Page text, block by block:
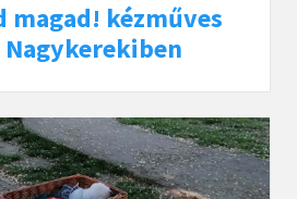
magad! kézműves